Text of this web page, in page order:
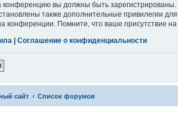
конференцию вы должны быть зарегистрированы.
также дополнительные привилегии
конференции. Помните, что ваше присутствие
Соглашение о конфиденциальности
сайт Список форумов